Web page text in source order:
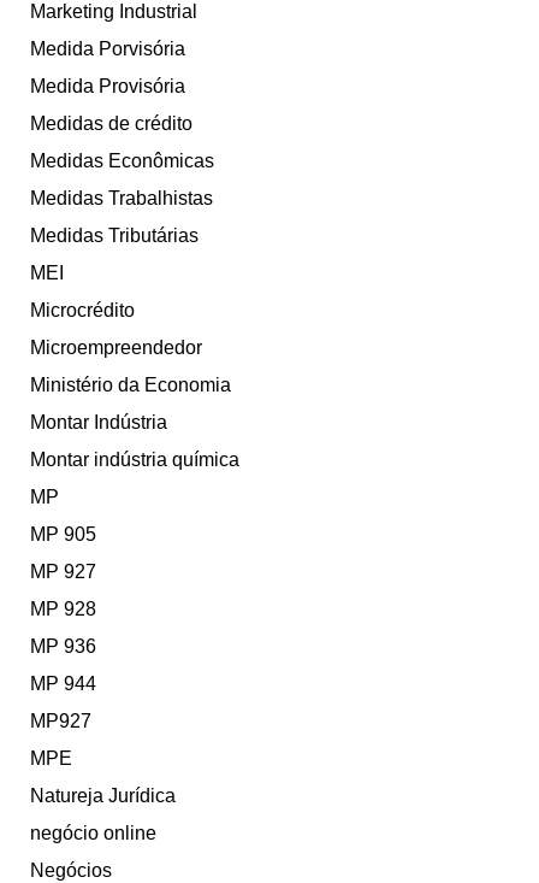
Marketing Industrial
Medida Porvisória
Medida Provisória
Medidas de crédito
Medidas Econômicas
Medidas Trabalhistas
Medidas Tributárias
MEI
Microcrédito
Microempreendedor
Ministério da Economia
Montar Indústria
Montar indústria química
MP
MP 905
MP 927
MP 928
MP 936
MP 944
MP927
MPE
Natureja Jurídica
negócio online
Negócios